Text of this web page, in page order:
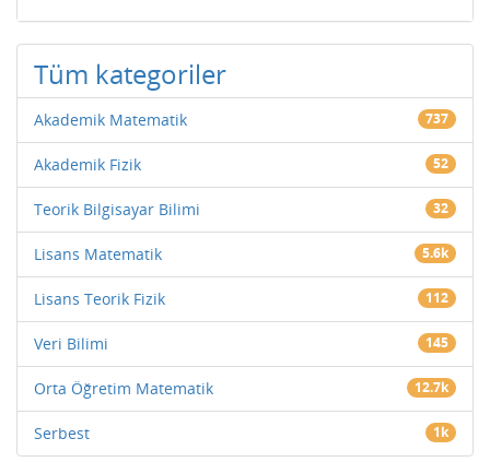
Tüm kategoriler
Akademik Matematik 737
Akademik Fizik 52
Teorik Bilgisayar Bilimi 32
Lisans Matematik 5.6k
Lisans Teorik Fizik 112
Veri Bilimi 145
Orta Öğretim Matematik 12.7k
Serbest 1k